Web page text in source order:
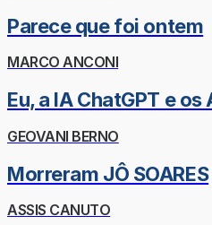
Parece que foi ontem
MARCO ANCONI
Eu, a IA ChatGPT e
GEOVANI BERNO
Morreram JÔ SOARES
ASSIS CANUTO